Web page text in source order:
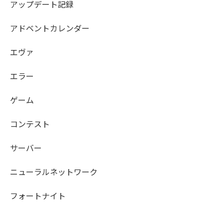
アップデート記録
アドベントカレンダー
エヴァ
エラー
ゲーム
コンテスト
サーバー
ニューラルネットワーク
フォートナイト